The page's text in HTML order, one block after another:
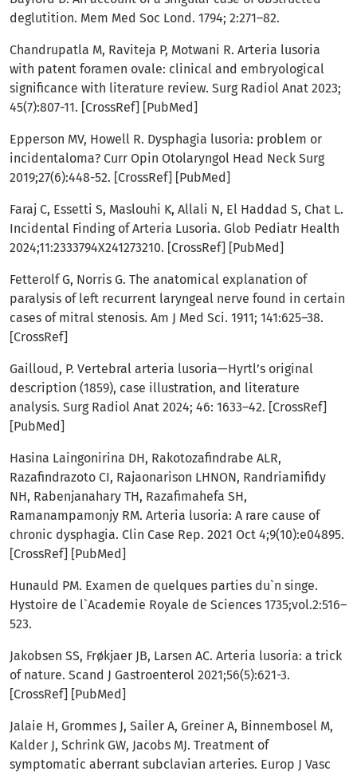
deglutition. Mem Med Soc Lond. 1794; 2:271–82.
Chandrupatla M, Raviteja P, Motwani R. Arteria lusoria
with patent foramen ovale: clinical and embryological
significance with literature review. Surg Radiol Anat 2023;
45(7):807-11. [CrossRef] [PubMed]
Epperson MV, Howell R. Dysphagia lusoria: problem or
incidentaloma? Curr Opin Otolaryngol Head Neck Surg
2019;27(6):448-52. [CrossRef] [PubMed]
Faraj C, Essetti S, Maslouhi K, Allali N, El Haddad S, Chat L.
Incidental Finding of Arteria Lusoria. Glob Pediatr Health
2024;11:2333794X241273210. [CrossRef] [PubMed]
Fetterolf G, Norris G. The anatomical explanation of
paralysis of left recurrent laryngeal nerve found in certain
cases of mitral stenosis. Am J Med Sci. 1911; 141:625–38.
[CrossRef]
Gailloud, P. Vertebral arteria lusoria—Hyrtl’s original
description (1859), case illustration, and literature
analysis. Surg Radiol Anat 2024; 46: 1633–42. [CrossRef]
[PubMed]
Hasina Laingonirina DH, Rakotozafindrabe ALR,
Razafindrazoto CI, Rajaonarison LHNON, Randriamifidy
NH, Rabenjanahary TH, Razafimahefa SH,
Ramanampamonjy RM. Arteria lusoria: A rare cause of
chronic dysphagia. Clin Case Rep. 2021 Oct 4;9(10):e04895.
[CrossRef] [PubMed]
Hunauld PM. Examen de quelques parties du`n singe.
Hystoire de l`Academie Royale de Sciences 1735;vol.2:516–
523.
Jakobsen SS, Frøkjaer JB, Larsen AC. Arteria lusoria: a trick
of nature. Scand J Gastroenterol 2021;56(5):621-3.
[CrossRef] [PubMed]
Jalaie H, Grommes J, Sailer A, Greiner A, Binnembosel M,
Kalder J, Schrink GW, Jacobs MJ. Treatment of
symptomatic aberrant subclavian arteries. Europ J Vasc